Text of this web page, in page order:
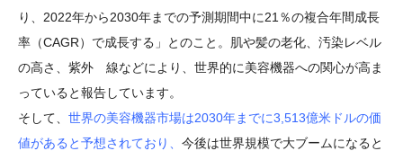
り、2022年から2030年までの予測期間中に21％の複合年間成長
率（CAGR）で成長する」とのこと。肌や髪の老化、汚染レベル
の高さ、紫外 線などにより、世界的に美容機器への関心が高ま
っていると報告しています。
そして、 世界の美容機器市場は2030年までに3,513億米ドルの価
値があると予想されており、 今後は世界規模で大ブームになると